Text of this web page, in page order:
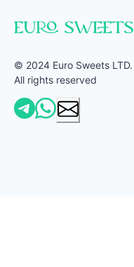
© 2024 Euro Sweets LTD.
All rights reserved